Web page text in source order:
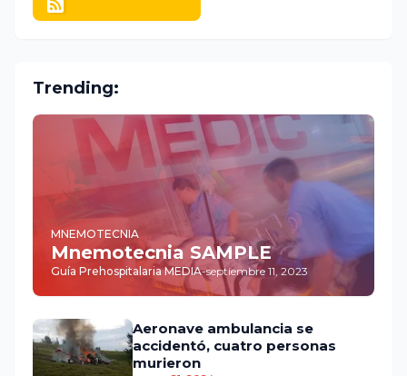
Trending:
MNEMOTECNIA
Mnemotecnia SAMPLE
Guía Prehospitalaria MEDIA-septiembre 11, 2023
Aeronave ambulancia se
accidentó, cuatro personas
murieron